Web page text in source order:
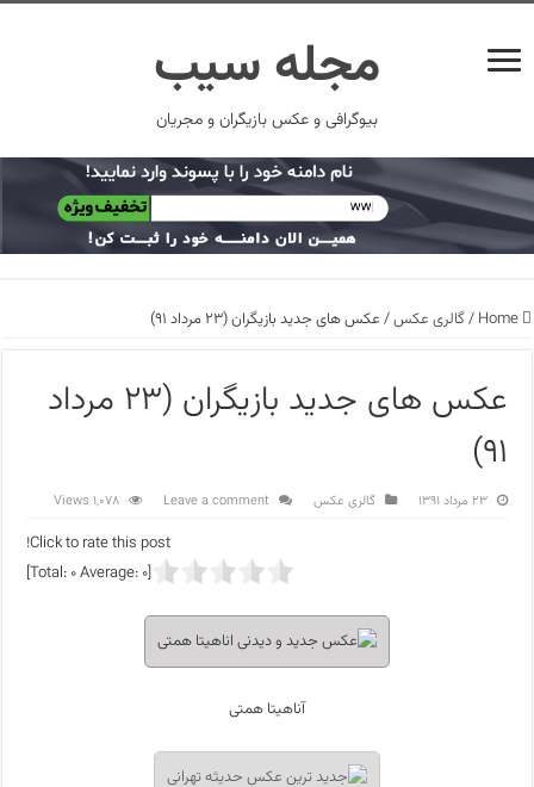
مجله سیب
بیوگرافی و عکس بازیگران و مجریان
Home
/گالری عکس/ عکس های جدید بازیگران (۲۳ مرداد ۹۱)
عکس های جدید بازیگران (۲۳ مرداد
۹۱)
۲۳ مرداد ۱۳۹۱ گالری عکس Leave a comment
1,078 Views
Click to rate this post!
[Total:
0Average: 0
]
آناهیتا همتی